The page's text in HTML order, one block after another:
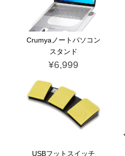
Crumyaノートパソコン
スタンド
¥6,999
USBフットスイッチ